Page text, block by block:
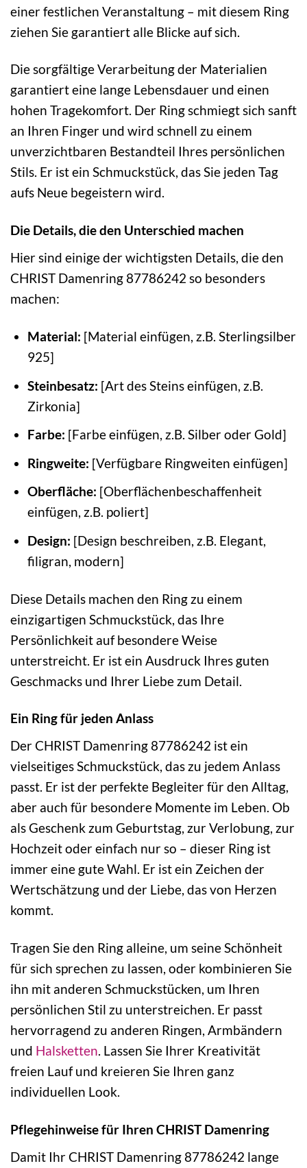
einer festlichen Veranstaltung – mit diesem Ring
ziehen Sie garantiert alle Blicke auf sich.
Die sorgfältige Verarbeitung der Materialien
garantiert eine lange Lebensdauer und einen
hohen Tragekomfort. Der Ring schmiegt sich sanft
an Ihren Finger und wird schnell zu einem
unverzichtbaren Bestandteil Ihres persönlichen
Stils. Er ist ein Schmuckstück, das Sie jeden Tag
aufs Neue begeistern wird.
Die Details, die den Unterschied machen
Hier sind einige der wichtigsten Details, die den
CHRIST Damenring 87786242 so besonders
machen:
Material: [Material einfügen, z.B. Sterlingsilber
925]
Steinbesatz: [Art des Steins einfügen, z.B.
Zirkonia]
Farbe: [Farbe einfügen, z.B. Silber oder Gold]
Ringweite: [Verfügbare Ringweiten einfügen]
Oberfläche: [Oberflächenbeschaffenheit
einfügen, z.B. poliert]
Design: [Design beschreiben, z.B. Elegant,
filigran, modern]
Diese Details machen den Ring zu einem
einzigartigen Schmuckstück, das Ihre
Persönlichkeit auf besondere Weise
unterstreicht. Er ist ein Ausdruck Ihres guten
Geschmacks und Ihrer Liebe zum Detail.
Ein Ring für jeden Anlass
Der CHRIST Damenring 87786242 ist ein
vielseitiges Schmuckstück, das zu jedem Anlass
passt. Er ist der perfekte Begleiter für den Alltag,
aber auch für besondere Momente im Leben. Ob
als Geschenk zum Geburtstag, zur Verlobung, zur
Hochzeit oder einfach nur so – dieser Ring ist
immer eine gute Wahl. Er ist ein Zeichen der
Wertschätzung und der Liebe, das von Herzen
kommt.
Tragen Sie den Ring alleine, um seine Schönheit
für sich sprechen zu lassen, oder kombinieren Sie
ihn mit anderen Schmuckstücken, um Ihren
persönlichen Stil zu unterstreichen. Er passt
hervorragend zu anderen Ringen, Armbändern
und Halsketten. Lassen Sie Ihrer Kreativität
freien Lauf und kreieren Sie Ihren ganz
individuellen Look.
Pflegehinweise für Ihren CHRIST Damenring
Damit Ihr CHRIST Damenring 87786242 lange